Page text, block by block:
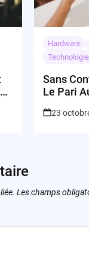
Hardware
Technologie
Sans
Le Pari
23
Les champs